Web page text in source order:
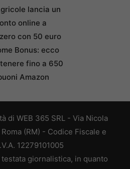
lancia un
online a
con 50 euro
Bonus: ecco
fino a 650
Amazon
di WEB 365 SRL - Via Nicola
(RM) - Codice Fiscale e
12279101005
giornalistica, in quanto